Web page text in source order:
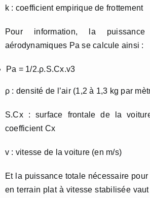
k : coefficient empirique de frottement
Pour information, la puissance
aérodynamiques Pa se calcule ainsi :
Pa = 1/2.ρ.S.Cx.v3
ρ : densité de l’air (1,2 à 1,3 kg par
S.Cx : surface frontale de la
coefficient Cx
v : vitesse de la voiture (en m/s)
Et la puissance totale nécessaire
en terrain plat à vitesse stabilisée